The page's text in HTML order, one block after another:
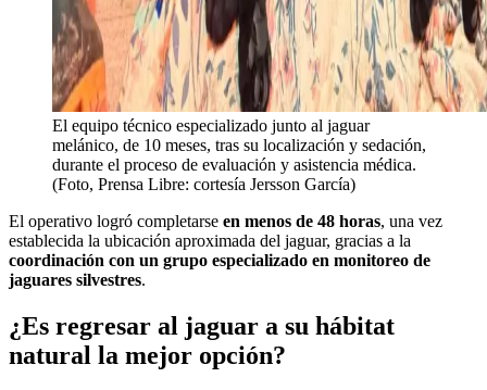
El equipo técnico especializado junto al jaguar
melánico, de 10 meses, tras su localización y sedación,
durante el proceso de evaluación y asistencia médica.
(Foto, Prensa Libre: cortesía Jersson García)
El operativo logró completarse en menos de 48 horas, una vez
establecida la ubicación aproximada del jaguar, gracias a la
coordinación con un grupo especializado en monitoreo de
jaguares silvestres.
¿Es regresar al jaguar a su hábitat
natural la mejor opción?